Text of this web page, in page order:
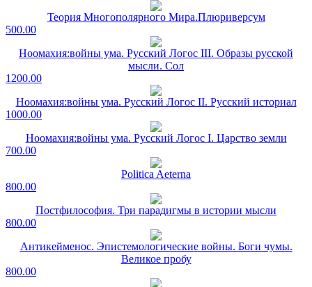
Теория Многополярного Мира.Плюриверсум
500.00
Ноомахия:войны ума. Русский Логос III. Образы русской
мысли. Сол
1200.00
Ноомахия:войны ума. Русский Логос II. Русский историал
1000.00
Ноомахия:войны ума. Русский Логос I. Царство земли
700.00
Politica Aeterna
800.00
Постфилософия. Три парадигмы в истории мысли
800.00
Антикейменос. Эпистемологические войны. Боги чумы.
Великое пробу
800.00